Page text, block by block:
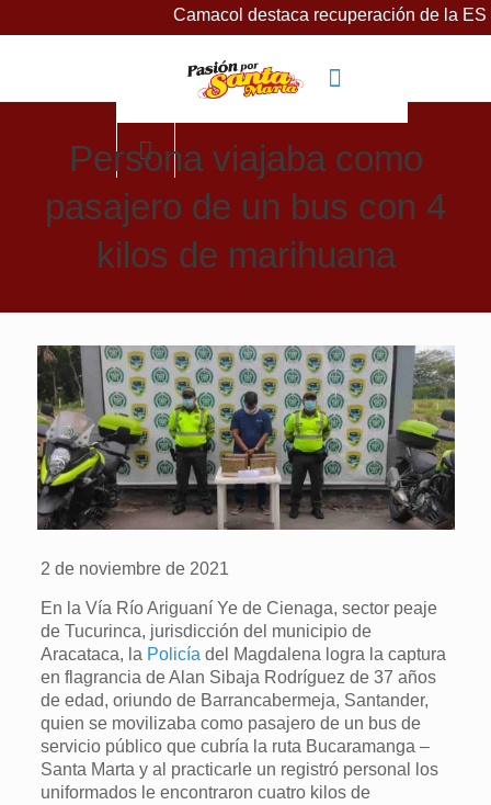
Camacol destaca recuperación de la
Persona viajaba como
pasajero de un bus con 4
kilos de marihuana
2 de noviembre de 2021
En la Vía Río Ariguaní Ye de Cienaga, sector peaje
de Tucurinca, jurisdicción del municipio de
Aracataca, la Policía del Magdalena logra la captura
en flagrancia de Alan Sibaja Rodríguez de 37 años
de edad, oriundo de Barrancabermeja, Santander,
quien se movilizaba como pasajero de un bus de
servicio público que cubría la ruta Bucaramanga –
Santa Marta y al practicarle un registró personal los
uniformados le encontraron cuatro kilos de